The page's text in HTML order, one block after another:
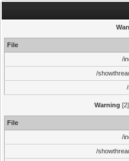
File
/
/
Warning
File
/
/